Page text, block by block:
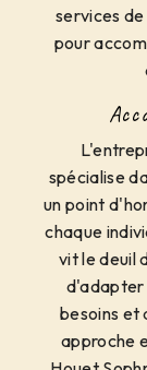
services
pour
spécialise
un point
chaque
vit le deuil
d'adapter
besoins et
approche